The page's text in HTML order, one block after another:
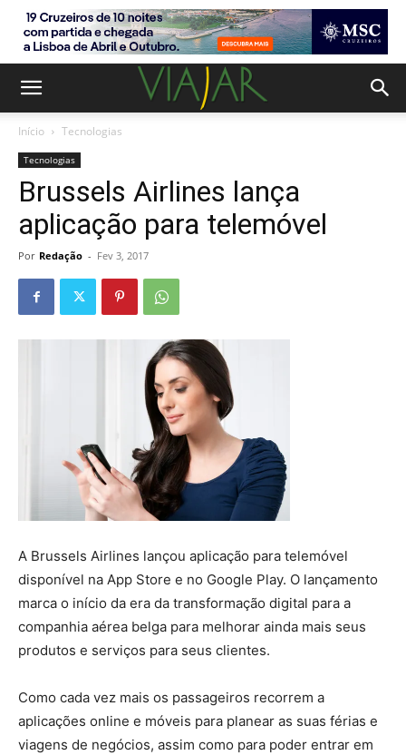
Início Tecnologias
Tecnologias
Brussels Airlines lança
aplicação para telemóvel
Por Redação - Fev 3, 2017
A Brussels Airlines lançou aplicação para telemóvel
disponível na App Store e no Google Play. O lançamento
marca o início da era da transformação digital para a
companhia aérea belga para melhorar ainda mais seus
produtos e serviços para seus clientes.
Como cada vez mais os passageiros recorrem a
aplicações online e móveis para planear as suas férias e
viagens de negócios, assim como para poder entrar em